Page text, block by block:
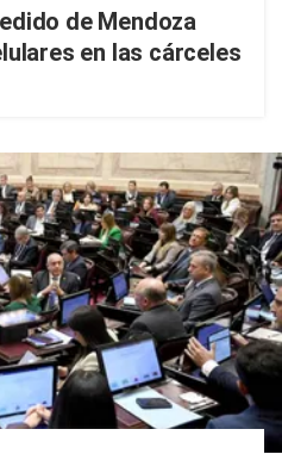
de Mendoza
en las cárceles